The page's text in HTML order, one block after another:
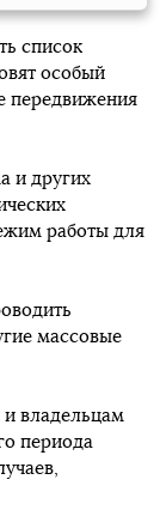
список
особый
передвижения
и других
работы для
массовые
владельцам
периода